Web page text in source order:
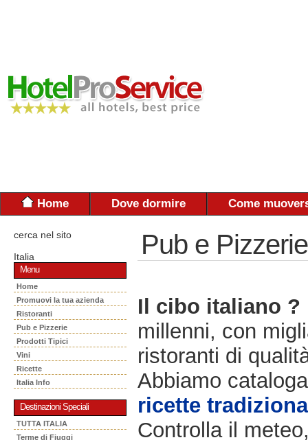
Home Dove dormire Come
cerca nel sito
Italia
Menu
Home
Promuovi la tua azienda
Ristoranti
Pub e Pizzerie
Prodotti Tipici
Vini
Ricette
Italia Info
Destinazioni Speciali
TUTTA ITALIA
Terme di Fiuggi
Pub e Pizzerie
Il cibo italiano ?
millenni, con
ristoranti di
Abbiamo
ricette
Controlla il